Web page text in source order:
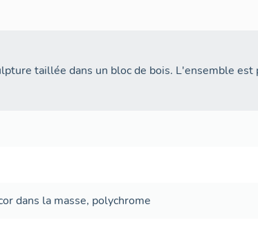
taillée dans un bloc de bois. L'ensemble est
dans la masse, polychrome